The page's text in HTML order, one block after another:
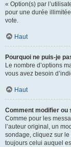
« Option(s) par
pour une durée
vote.
Haut
Pourquoi ne puis-je
Le nombre d’options
vous avez besoin
Haut
Comment modifier ou
Comme pour les
l’auteur original, un
sondage, cliquez sur le
toujours celui auquel